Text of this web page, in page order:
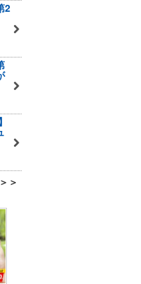
2
＞